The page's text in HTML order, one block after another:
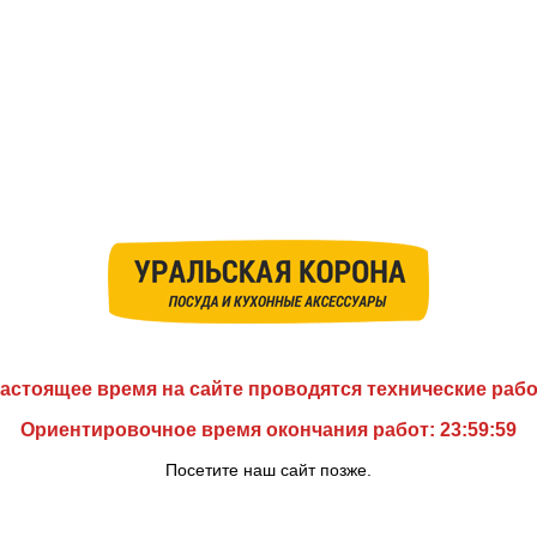
время на сайте проводятся технические
Ориентировочное время окончания работ: 23:59:59
Посетите наш сайт позже.